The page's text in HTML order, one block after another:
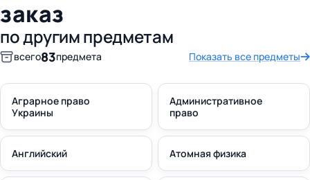
заказ
по другим предметам
всего83предмета Показать все предметы
Аграрное право
Украины
Административное
право
Английский Атомная физика